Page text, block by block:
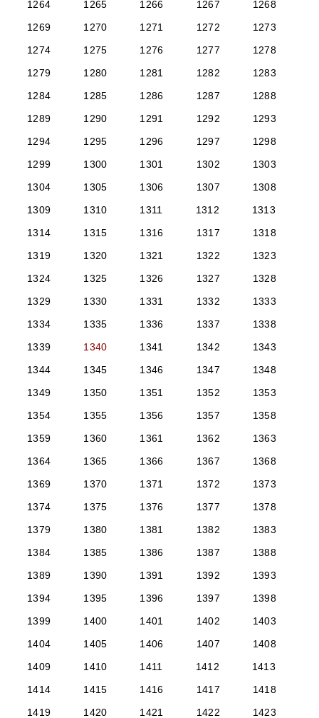
1264
1265 1266 1267
1268
1269
1270 1271 1272
1273
1274
1275 1276 1277
1278
1279
1280 1281 1282
1283
1284
1285 1286 1287
1288
1289
1290 1291 1292
1293
1294
1295 1296 1297
1298
1299
1300 1301 1302
1303
1304
1305 1306 1307
1308
1309
1310 1311 1312
1313
1314
1315 1316 1317
1318
1319
1320 1321 1322
1323
1324
1325 1326 1327
1328
1329
1330 1331 1332
1333
1334
1335 1336 1337
1338
1339
1340 1341 1342
1343
1344
1345 1346 1347
1348
1349
1350 1351 1352
1353
1354
1355 1356 1357
1358
1359
1360 1361 1362
1363
1364
1365 1366 1367
1368
1369
1370 1371 1372
1373
1374
1375 1376 1377
1378
1379
1380 1381 1382
1383
1384
1385 1386 1387
1388
1389
1390 1391 1392
1393
1394
1395 1396 1397
1398
1399
1400 1401 1402
1403
1404
1405 1406 1407
1408
1409
1410 1411 1412
1413
1414
1415 1416 1417
1418
1419
1420 1421 1422 1423